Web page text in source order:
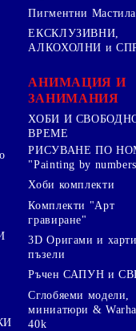
Пигментни Мастила
ЕКСКЛУЗИВНИ,
АЛКОХОЛНИ и
АНИМАЦИЯ И
ЗАНИМАНИЯ
ХОБИ И
ВРЕМЕ
РИСУВАНЕ ПО
"Painting by
Хоби комплекти
Комплекти "Арт
гравиране"
3D Оригами и
пъзели
Ръчен САПУН и
Сглобяеми модели,
миниатюри &
40k